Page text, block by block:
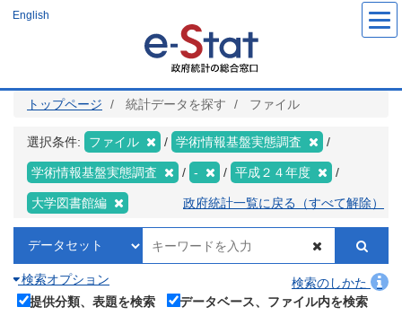
ツ
English
トップページ 統計データを探す ファイル
選択条件: ファイル 学術情報基盤実態調査
学術情報基盤実態調査 - 平成２４年度
大学図書館編 政府統計一覧に戻る（すべて解除）
検索オプション
検索のしかた
提供分類、表題を検索
データベース、ファイル内を検索